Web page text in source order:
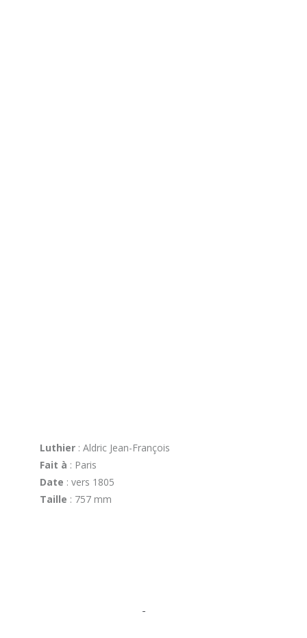
Luthier : Aldric Jean-François
Fait à : Paris
Date : vers 1805
Taille : 757 mm